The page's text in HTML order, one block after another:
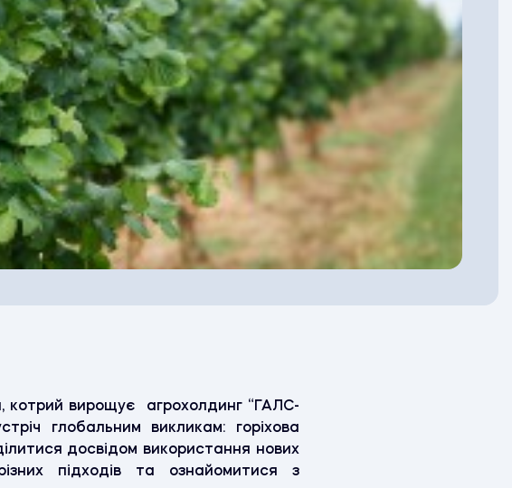
котрий вирощує агрохолдинг “ГАЛС-
глобальним викликам: горіхова
досвідом використання нових
підходів та ознайомитися з